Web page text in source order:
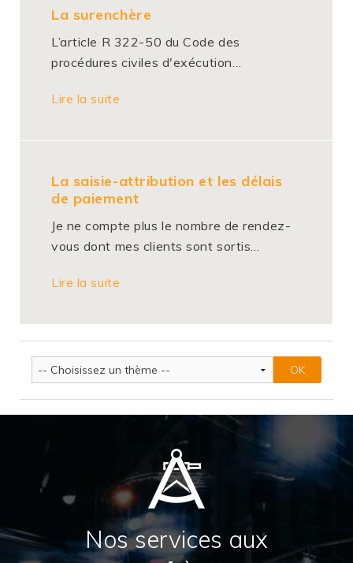
La surenchère
L’article R 322-50 du Code des
procédures civiles d'exécution…
Lire la suite
La saisie-attribution et les délais
de paiement
Je ne compte plus le nombre de rendez-
vous dont mes clients sont sortis…
Lire la suite
Nos services aux